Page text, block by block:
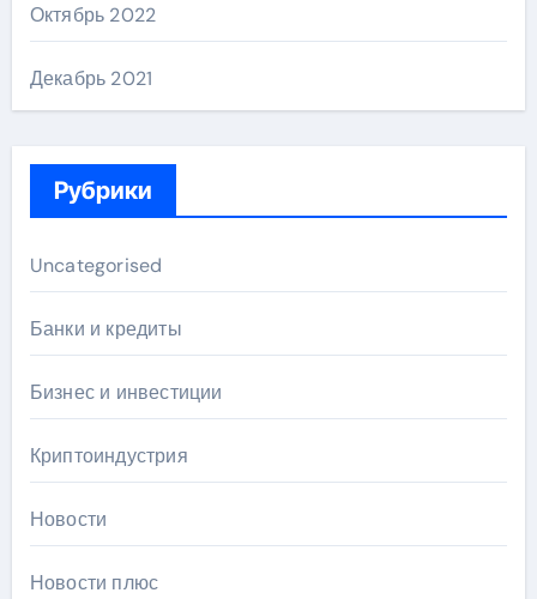
Октябрь 2022
Декабрь 2021
Рубрики
Uncategorised
Банки и кредиты
Бизнес и инвестиции
Криптоиндустрия
Новости
Новости плюс